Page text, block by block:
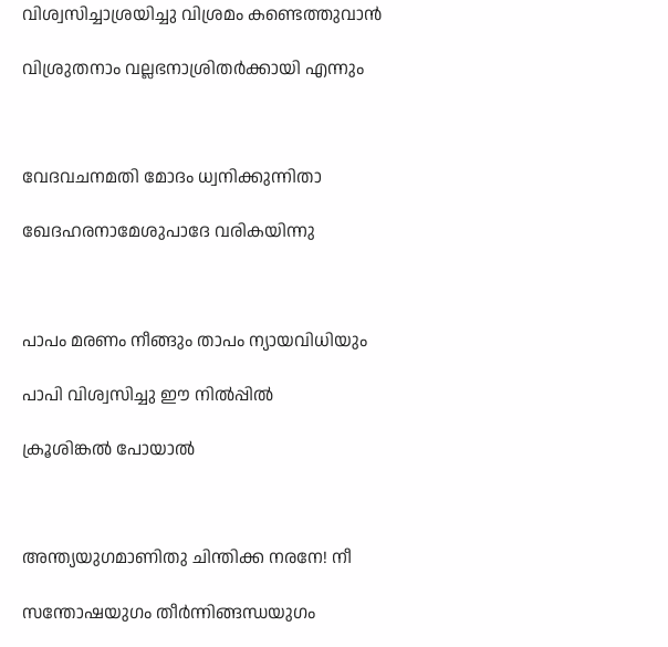
വിശ്വസിച്ചാശ്രയിച്ചു വിശ്രമം കണ്ടെത്തുവാൻ
വിശ്രുതനാം വല്ലഭനാശ്രിതർക്കായി എന്നും
വേദവചനമതി മോദം ധ്വനിക്കുന്നിതാ
ഖേദഹരനാമേശുപാദേ വരികയിന്നു
പാപം മരണം നീങ്ങും താപം ന്യായവിധിയും
പാപി വിശ്വസിച്ചു ഈ നിൽപ്പിൽ
ക്രൂശിങ്കൽ പോയാൽ
അന്ത്യയുഗമാണിതു ചിന്തിക്ക നരനേ! നീ
സന്തോഷയുഗം തീർന്നിങ്ങന്ധയുഗം